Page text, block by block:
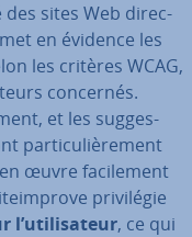
des sites Web di­rec­
en évidence les
les critères WCAG,
concernés.
et les sug­ges­
par­ti­cu­liè­re­ment
œuvre fa­ci­le­ment
pri­vi­lé­gie
l’uti­li­sa­teur, ce qui